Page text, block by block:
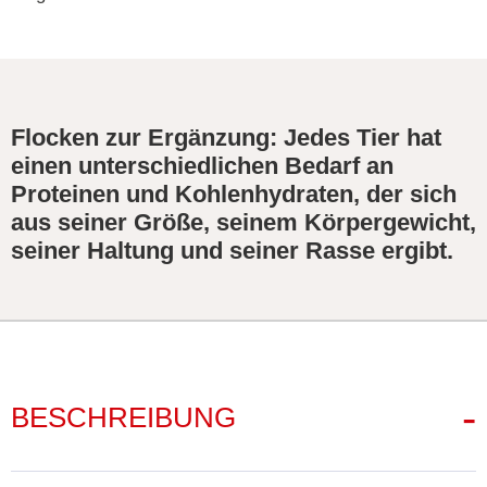
Flocken zur Ergänzung: Jedes Tier hat
einen unterschiedlichen Bedarf an
Proteinen und Kohlenhydraten, der sich
aus seiner Größe, seinem Körpergewicht,
seiner Haltung und seiner Rasse ergibt.
BESCHREIBUNG